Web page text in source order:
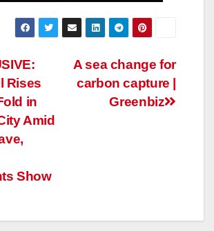
A sea change for
carbon capture |
Greenbiz
Rises
in
Amid
Show